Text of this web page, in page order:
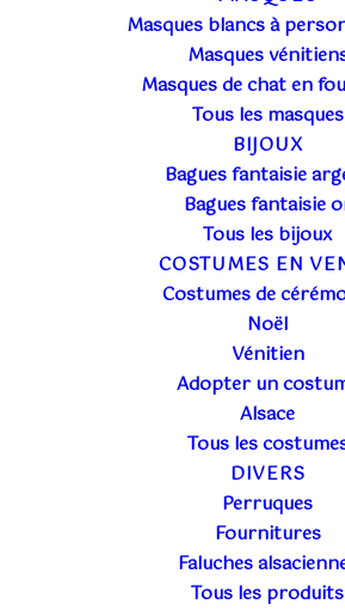
Masques blancs à
Masques
Masques de chat en
Tous les masques
BIJOUX
Bagues fantaisie
Bagues fantaisie
Tous les bijoux
COSTUMES EN
Costumes de
Noël
Vénitien
Adopter un
Alsace
Tous les
DIVERS
Perruques
Fournitures
Faluches
Tous les produits
FARFALLE